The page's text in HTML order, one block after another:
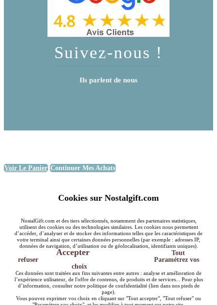
Suivez-nous !
Ils parlent de nous
Voir Le Panier Continuer Mes Achats
Cookies sur Nostalgift.com
NostalGift.com et des tiers sélectionnés, notamment des partenaires statistiques,
utilisent des cookies ou des technologies similaires. Les cookies nous permettent
d’accéder, d’analyser et de stocker des informations telles que les caractéristiques de
votre terminal ainsi que certaines données personnelles (par exemple : adresses IP,
données de navigation, d’utilisation ou de géolocalisation, identifiants uniques).
Accepter
Tout
refuser
Paramétrez vos
choix
Ces données sont traitées aux fins suivantes entre autres : analyse et amélioration de
l’expérience utilisateur, de l'offre de contenus, de produits et de services... Pour plus
d’information, consulter notre politique de confidentialité (lien dans nos pieds de
page).
Vous pouvez exprimer vos choix en cliquant sur "Tout accepter", "Tout refuser" ou